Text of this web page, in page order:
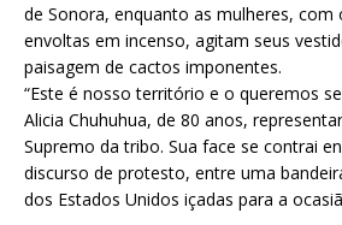
de Sonora, enquanto as mulheres, com
envoltas em incenso, agitam seus
paisagem de cactos imponentes.
“Este é nosso território e o queremos
Alicia Chuhuhua, de 80 anos,
Supremo da tribo. Sua face se contrai
discurso de protesto, entre uma
dos Estados Unidos içadas para a